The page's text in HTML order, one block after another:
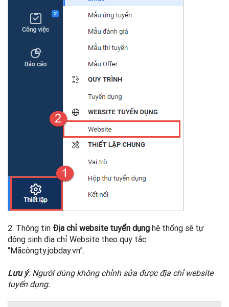
2. Thông tin Địa chỉ website tuyển dụng hệ thống sẽ tự
động sinh địa chỉ Website theo quy tắc:
“Mãcôngty.jobday.vn”.
Lưu ý: Người dùng không chỉnh sửa được địa chỉ website
tuyển dụng.